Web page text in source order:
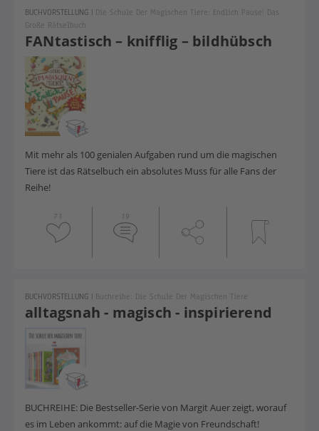
FANtastisch – knifflig – bildhübsch
BUCHVORSTELLUNG | Die Schule Der Magischen Tiere: Endlich Pause! Das
Große Rätselbuch
Mit mehr als 100 genialen Aufgaben rund um die magischen
Tiere ist das Rätselbuch ein absolutes Muss für alle Fans der
Reihe!
71 19
alltagsnah - magisch - inspirierend
BUCHVORSTELLUNG | Buchreihe: Die Schule Der Magischen Tiere
BUCHREIHE: Die Bestseller-Serie von Margit Auer zeigt, worauf
es im Leben ankommt: auf die Magie von Freundschaft!